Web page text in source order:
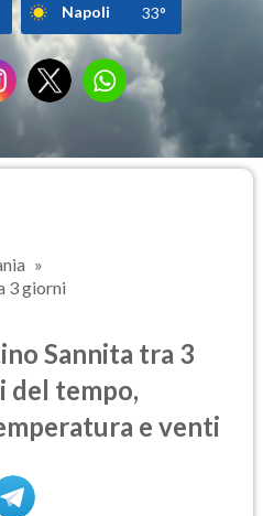
Napoli 33°
3 giorni
Sannita tra 3
del tempo,
e venti